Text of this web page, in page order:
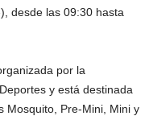
desde las 09:30 hasta
por la
y está destinada
Mosquito, Pre-Mini, Mini y